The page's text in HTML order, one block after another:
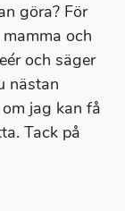
göra? För
och
och säger
nästan
jag kan få
Tack på